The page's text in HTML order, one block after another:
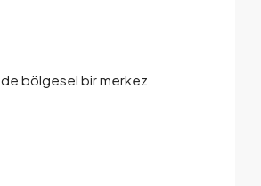
bölgesel bir merkez